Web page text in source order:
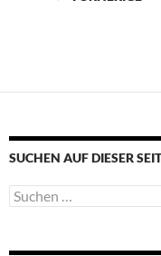
SUCHEN AUF DIESER
Suche
nach: